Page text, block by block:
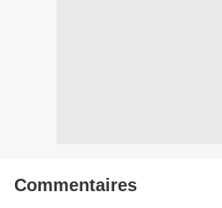
Commentaires